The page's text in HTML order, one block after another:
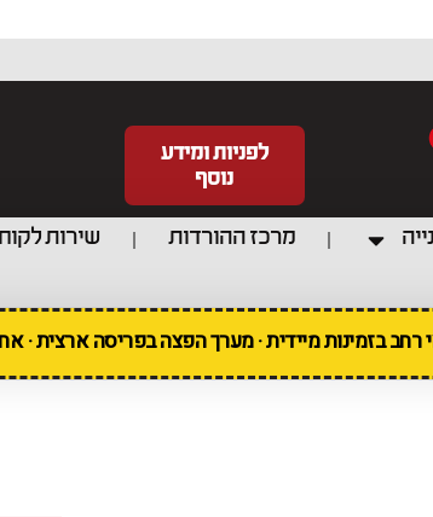
לפניות ומידע
נוסף
מרכז ההורדות שירות
בזמינות מיידית · מערך הפצה בפריסה ארצית ·